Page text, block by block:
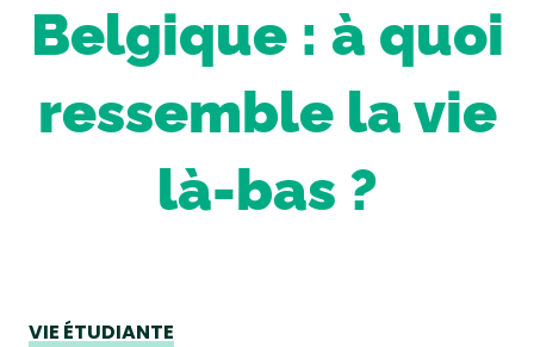
Belgique : à quoi
ressemble la vie
là-bas ?
VIE ÉTUDIANTE